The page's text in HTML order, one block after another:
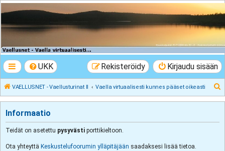
VAELLUSNET -
Vaellusturinat II
UKK Kirjaudu sisään
Rekisteröidy
VAELLUSNET - Vaellusturinat II Vaella virtuaalisesti kunnes pääset oikeasti
Informaatio
Teidät on asetettu pysyvästi porttikieltoon.
Ota yhteyttä Keskustelufoorumin ylläpitäjään saadaksesi lisää tietoa.